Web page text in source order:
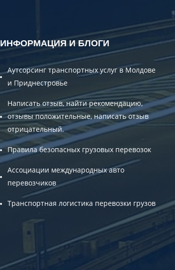
ИНФОРМАЦИЯ И БЛОГИ
Аутсорсинг транспортных услуг в Молдове
и Приднестровье
Написать отзыв, найти рекомендацию,
отзывы положительные, написать отзыв
отрицательный.
Правила безопасных грузовых перевозок
Ассоциации международных авто
перевозчиков
Транспортная логистика перевозки грузов